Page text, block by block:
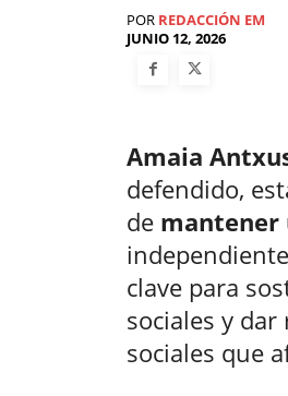
POR REDACCIÓN EM
JUNIO 12, 2026
Amaia
defendido,
de mantener
clave para
sociales y
sociales que